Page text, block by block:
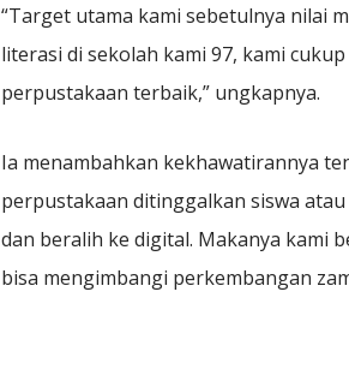
“Target utama kami sebetulnya nilai
literasi di sekolah kami 97, kami
perpustakaan terbaik,” ungkapnya.
Ia menambahkan kekhawatirannya
perpustakaan ditinggalkan siswa
dan beralih ke digital. Makanya kami
bisa mengimbangi perkembangan